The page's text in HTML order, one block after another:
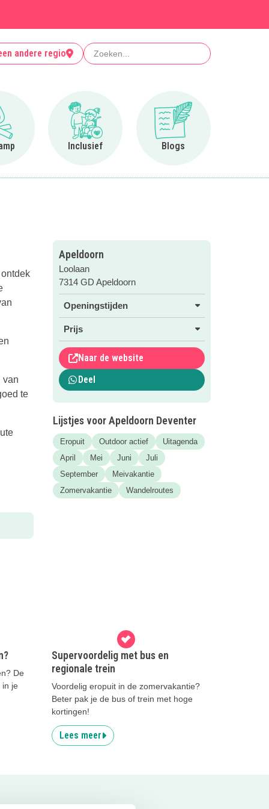
andere regio Zoeken
naar Op kamp
Inclusief
Ga naar Inclusief
Blogs
Ga naar Blogs
van
te
Apeldoorn
Loolaan
7314 GD Apeldoorn
Openingstijden
Prijs
Naar de website
Deel
Lijstjes voor Apeldoorn Deventer
Eropuit Outdoor actief
Uitagenda
April
Mei Juni
Juli
September
Meivakantie
Zomervakantie
Wandelroutes
De
in je
Supervoordelig met bus en
regionale trein
Voordelig eropuit in de zomervakantie?
Beter pak je de bus of trein met hoge
kortingen!
Lees meer